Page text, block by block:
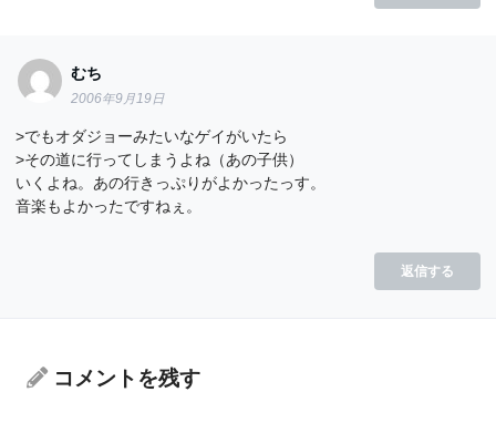
むち
2006年9月19日
>でもオダジョーみたいなゲイがいたら
>その道に行ってしまうよね（あの子供）
いくよね。あの行きっぷりがよかったっす。
音楽もよかったですねぇ。
返信する
コメントを残す